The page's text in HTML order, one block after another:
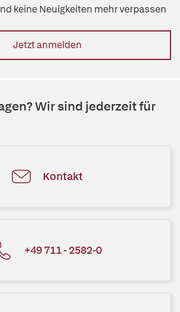
keine Neuigkeiten mehr verpassen
Jetzt anmelden
Wir sind jederzeit für
Kontakt
+49 711 - 2582-0